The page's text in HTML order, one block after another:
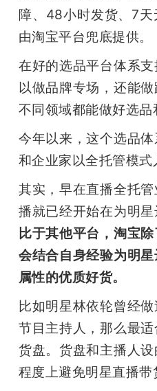
障、48小时发货、7天
由淘宝平台兜底提供。
在好的选品平台体系
以做品牌专场，还能
不同领域都能做好选品
今年以来，这个选品
和企业家以全托管模式
其实，早在直播全托
播就已经开始在为明星
比于其他平台，淘宝
会结合自身经验为明
属性的优质好货。
比如明星林依轮曾经
节目主持人，那么最
货盘。货盘和主播人
程度上避免明星直播带